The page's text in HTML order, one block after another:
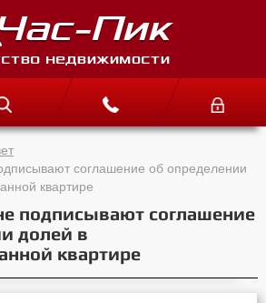
соглашение об определении
квартире
подписывают соглашение
долей в
квартире